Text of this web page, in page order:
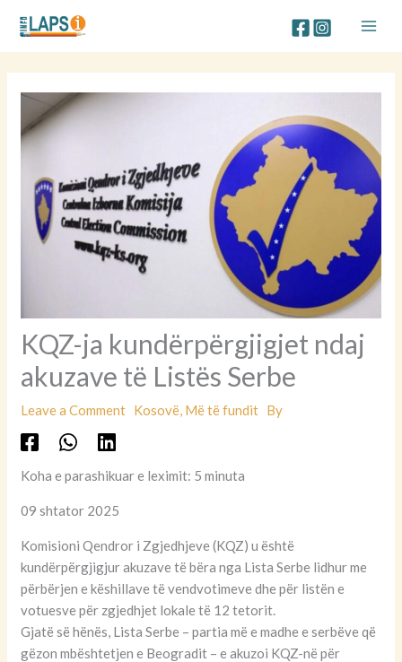
content
KQZ-ja kundërpërgjigjet ndaj
akuzave të Listës Serbe
Leave a Comment Kosovë, Më të fundit By
Koha e parashikuar e leximit: 5 minuta
09 shtator 2025
Komisioni Qendror i Zgjedhjeve (KQZ) u është
kundërpërgjigjur akuzave të bëra nga Lista Serbe lidhur me
përbërjen e këshillave të vendvotimeve dhe për listën e
votuesve për zgjedhjet lokale të 12 tetorit.
Gjatë së hënës, Lista Serbe – partia më e madhe e serbëve që
gëzon mbështetjen e Beogradit – e akuzoi KQZ-në për